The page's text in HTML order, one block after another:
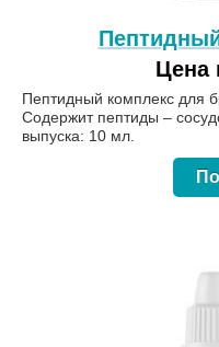
Цена
Пептидный комплекс для
Содержит пептиды –
выпуска: 10 мл.